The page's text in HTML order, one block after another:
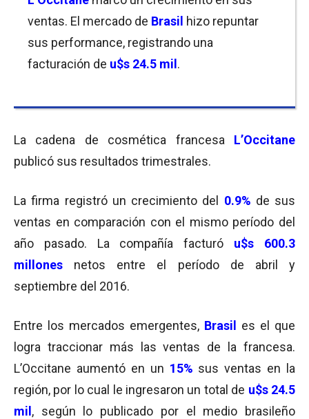
ventas. El mercado de Brasil hizo repuntar
sus performance, registrando una
facturación de u$s 24.5 mil .
La cadena de cosmética francesa L’Occitane
publicó sus resultados trimestrales.
La firma registró un crecimiento del 0.9% de sus
ventas en comparación con el mismo período del
año pasado. La compañía facturó u$s 600.3
millones netos entre el período de abril y
septiembre del 2016.
Entre los mercados emergentes, Brasil
es el que
logra traccionar más las ventas de la francesa.
L’Occitane aumentó en un 15% sus ventas en la
región, por lo cual le ingresaron un total de u$s 24.5
mil , según lo publicado por el medio brasileño